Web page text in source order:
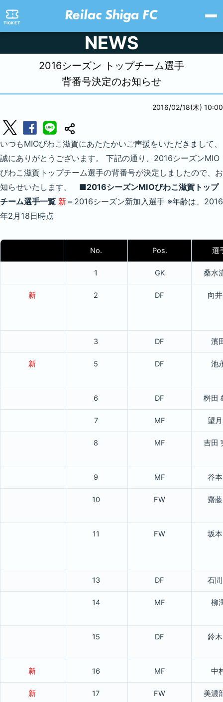
TICKET
NEWS
2016シーズン トップチーム選手
背番号決定のお知らせ
2016/02/18(木) 10:00
いつもMIOびわこ滋賀にあたたかいご声援をいただきまして、
誠にありがとうございます。 下記の通り、2016シーズンMIO
びわこ滋賀トップチーム選手の背番号が決定しましたので、お
知らせいたします。 ■2016シーズンMIOびわこ滋賀トップ
チーム選手一覧 新 ＝2016シーズン新加入選手 ※年齢は、2016
年2月18日時点
No. Pos. 選
1 GK 桑水
新 2 DF 向
3 DF 濱
新 5 DF 池
6 DF 桝田
7 MF 望
8 MF 吉田
9 MF 谷
10 FW 齋
11 FW 坂
13 DF 石
14 MF 柳
15 DF 鈴
新 16 MF 中
新 17 FW 美濃